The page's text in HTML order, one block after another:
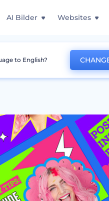
AI Bilder Websites
Instagram Hacks
to English?